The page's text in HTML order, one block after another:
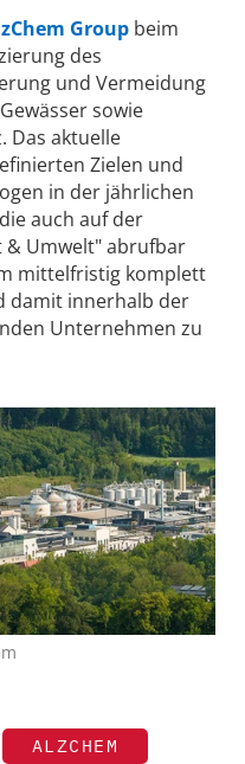
Group beim
des
und Vermeidung
sowie
Das aktuelle
Zielen und
in der jährlichen
auch auf der
& Umwelt" abrufbar
mittelfristig komplett
damit innerhalb der
Unternehmen zu
ALZCHEM